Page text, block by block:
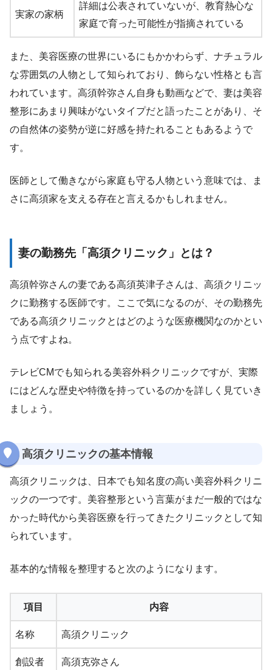
実家の家柄
詳細は公表されていないが、教育熱心な
家庭で育った可能性が指摘されている
また、美容医療の世界にいるにもかかわらず、ナチュラル
な雰囲気の人物として知られており、飾らない性格とも言
われています。高須幹弥さん自身も動画などで、妻は美容
整形にあまり興味がないタイプだと語ったことがあり、そ
の自然体の姿勢が逆に好感を持たれることもあるようで
す。
医師として働きながら家庭も守る人物という意味では、ま
さに高須家を支える存在と言えるかもしれません。
妻の勤務先「高須クリニック」とは？
高須幹弥さんの妻である高須英津子さんは、高須クリニッ
クに勤務する医師です。ここで気になるのが、その勤務先
である高須クリニックとはどのような医療機関なのかとい
う点ですよね。
テレビCMでも知られる美容外科クリニックですが、実際
にはどんな歴史や特徴を持っているのかを詳しく見ていき
ましょう。
高須クリニックの基本情報
高須クリニックは、日本でも知名度の高い美容外科クリニ
ックの一つです。美容整形という言葉がまだ一般的ではな
かった時代から美容医療を行ってきたクリニックとして知
られています。
基本的な情報を整理すると次のようになります。
項目 内容
名称 高須クリニック
創設者 高須克弥さん